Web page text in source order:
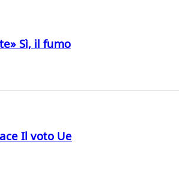
Sì, il fumo
Il voto Ue